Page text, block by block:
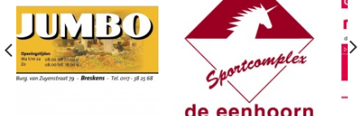
Previous